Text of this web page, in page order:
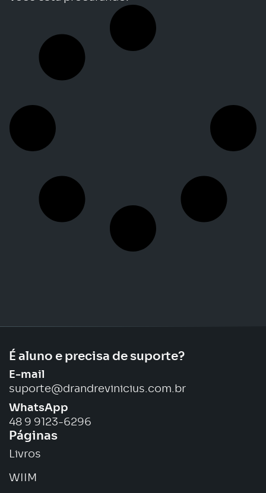
É aluno e precisa de suporte?
E-mail
suporte@drandrevinicius.com.br
WhatsApp
48 9 9123-6296
Páginas
Livros
WIIM